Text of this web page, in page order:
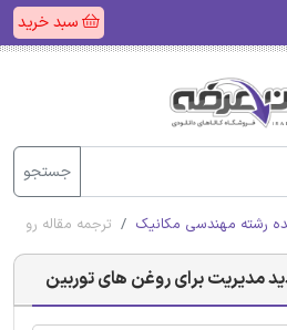
سبد خرید
جستجو
رشته مهندسی مکانیک ترجمه مقاله
مدیریت برای روغن های توربین